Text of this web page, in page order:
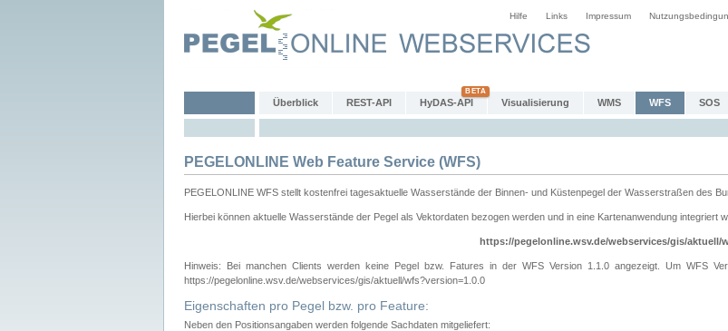
Hilfe Links Impressum
Überblick REST-API HyDAS-API Visualisierung WMS WFS SOS
PEGELONLINE Web Feature Service (WFS)
PEGELONLINE WFS stellt kostenfrei tagesaktuelle Wasserstände der Binnen- und Küstenpegel der Wasserstraßen des
Hierbei können aktuelle Wasserstände der Pegel als Vektordaten bezogen werden und in eine Kartenanwendung integriert
https://pegelonline.wsv.de/webservices/gis/aktuell/
Hinweis: Bei manchen Clients werden keine Pegel bzw. Fatures in der WFS Version 1.1.0 angezeigt. Um WFS
https://pegelonline.wsv.de/webservices/gis/aktuell/wfs?version=1.0.0
Eigenschaften pro Pegel bzw. pro Feature:
Neben den Positionsangaben werden folgende Sachdaten mitgeliefert: